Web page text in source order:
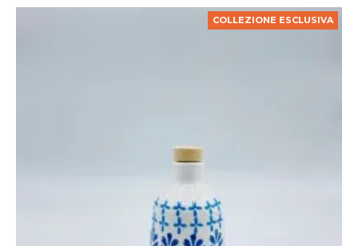
COLLEZIONE ESCLUSIVA